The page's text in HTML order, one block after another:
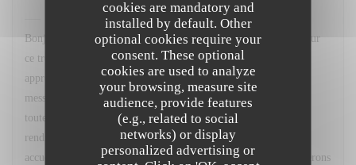
cookies are mandatory and
installed by default. Other
optional cookies require your
consent. These optional
cookies are used to analyze
your browsing, measure site
audience, provide features
(e.g., related to social
networks) or display
personalized advertising or
L'OPALE RESTAURANT has replied to this review
Bonjour M. Matthews, Un grand merci pour votre fidélité et pour
ce très gentil commentaire. Nous sommes ravis que vous ayez
apprécié l'accueil, le service ainsi que les plats proposés. Votre
message sera transmis avec grand plaisir à Léa, Hugo ainsi qu'à
toute l'équipe, qui seront ravis de savoir qu'ils ont contribué à
rendre votre soirée agréable. Nous serons très heureux de vous
accueillir à nouveau à votre table 113. Et rassurez-vous, nous ferons